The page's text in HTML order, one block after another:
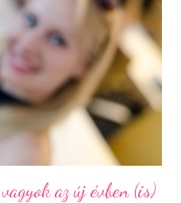
előtag a település
melyeket ma is meg lehet
még mielőtt ide eljutnánk,
felújított főtéren, ahol a
István Templom magas...
az új évben (is)